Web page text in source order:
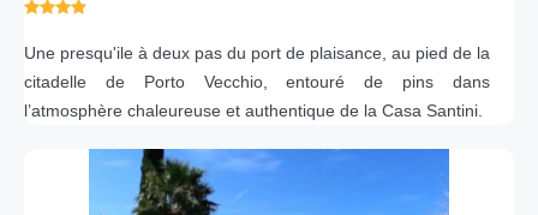
Une presqu'ile à deux pas du port de plaisance, au pied de la
citadelle de Porto Vecchio, entouré de pins dans
l’atmosphère chaleureuse et authentique de la Casa Santini.